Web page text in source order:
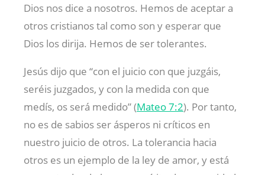
Dios nos dice a nosotros. Hemos de aceptar a
otros cristianos tal como son y esperar que
Dios los dirija. Hemos de ser tolerantes.
Jesús dijo que “con el juicio con que juzgáis,
seréis juzgados, y con la medida con que
medís, os será medido” (Mateo 7:2). Por tanto,
no es de sabios ser ásperos ni críticos en
nuestro juicio de otros. La tolerancia hacia
otros es un ejemplo de la ley de amor, y está